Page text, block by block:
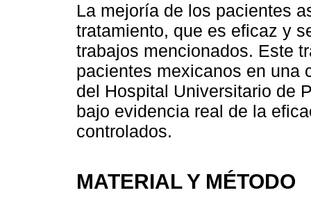
La mejoría de los pacientes
tratamiento, que es eficaz y
trabajos mencionados. Este
pacientes mexicanos en una
del Hospital Universitario de
bajo evidencia real de la
controlados.
MATERIAL Y MÉTODO